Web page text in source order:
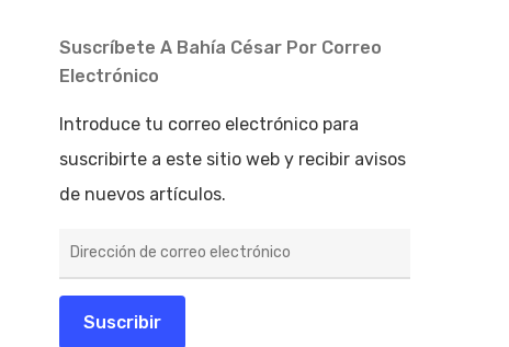
Suscríbete A Bahía César Por Correo
Electrónico
Introduce tu correo electrónico para
suscribirte a este sitio web y recibir avisos
de nuevos artículos.
de
electrónico
Suscribir